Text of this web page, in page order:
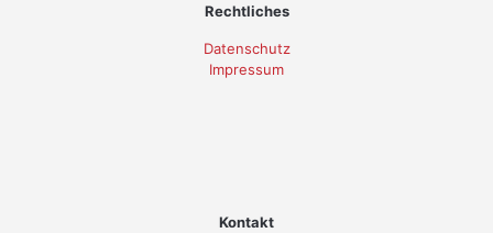
Rechtliches
Datenschutz
Impressum
Kontakt